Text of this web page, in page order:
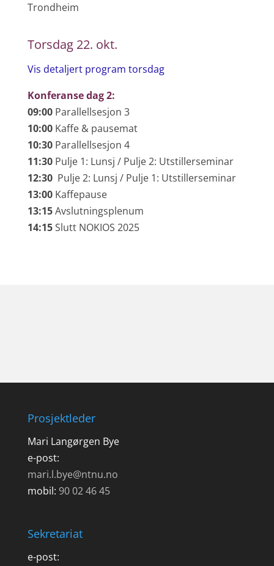
Trondheim
Torsdag 22. okt.
Vis detaljert program torsdag
Konferanse dag 2:
09:00Parallellsesjon 3
10:00Kaffe & pausemat
10:30Parallellsesjon 4
11:30Pulje 1: Lunsj / Pulje 2: Utstillerseminar
12:30Pulje 2: Lunsj / Pulje 1: Utstillerseminar
13:00Kaffepause
13:15Avslutningsplenum
14:15Slutt NOKIOS 2025
Prosjektleder
Mari Langørgen Bye
e-post:
mari.l.bye@ntnu.no
mobil: 90 02 46 45
Sekretariat
e-post: